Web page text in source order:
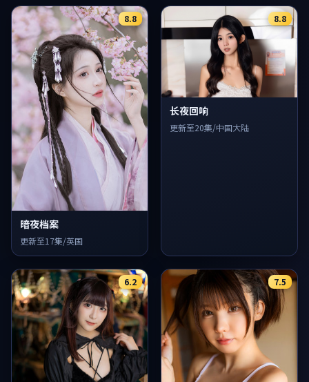
8.8
暗夜档案
更新至17集/英国
8.8
长夜回响
更新至20集/中国大陆
6.2 7.5